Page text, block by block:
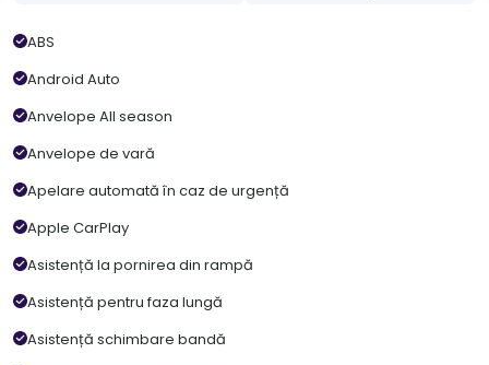
ABS
Android Auto
Anvelope All season
Anvelope de vară
Apelare automată în caz de urgență
Apple CarPlay
Asistență la pornirea din rampă
Asistență pentru faza lungă
Asistență schimbare bandă